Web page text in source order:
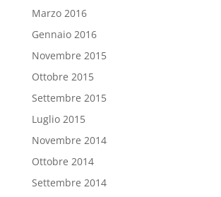
Marzo 2016
Gennaio 2016
Novembre 2015
Ottobre 2015
Settembre 2015
Luglio 2015
Novembre 2014
Ottobre 2014
Settembre 2014